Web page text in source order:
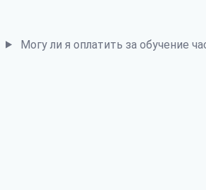
Могу ли я оплатить за обучение